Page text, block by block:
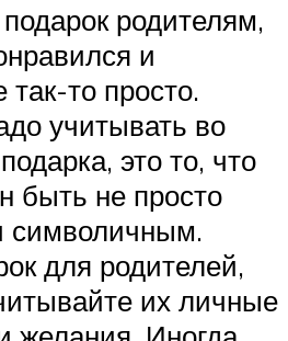
родителям,
и
то просто.
учитывать во
это то, что
быть не просто
символичным.
для родителей,
их личные